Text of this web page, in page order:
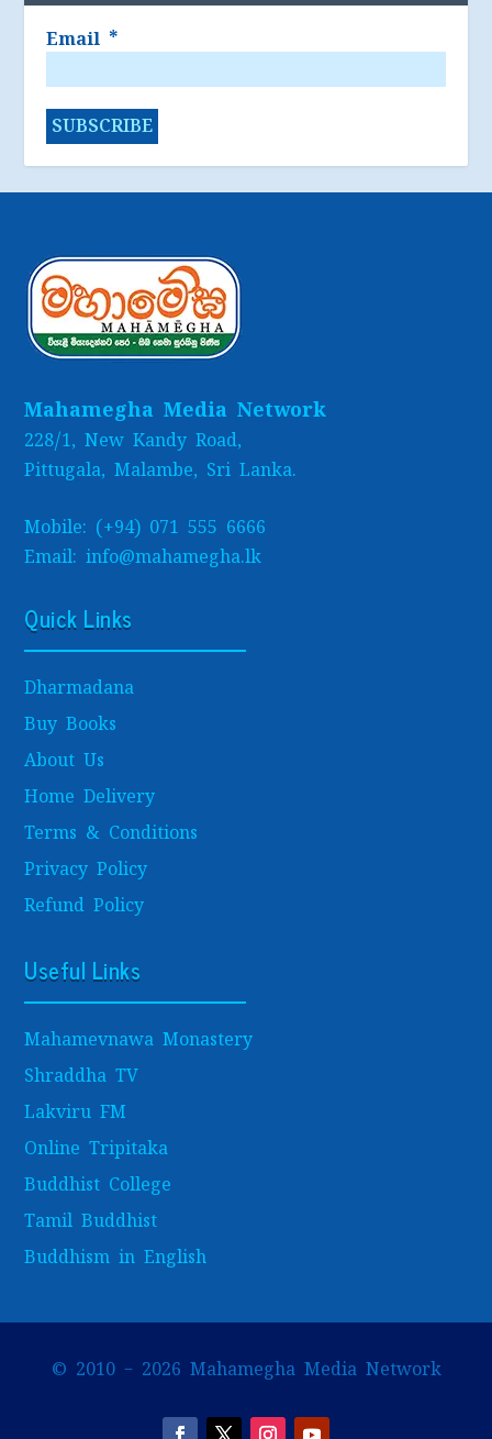
Email *
Mahamegha Media Network
228/1, New Kandy Road,
Pittugala, Malambe, Sri Lanka.
Mobile: (+94) 071 555 6666
Email: info@mahamegha.lk
Quick Links
Dharmadana
Buy Books
About Us
Home Delivery
Terms & Conditions
Privacy Policy
Refund Policy
Useful Links
Mahamevnawa Monastery
Shraddha TV
Lakviru FM
Online Tripitaka
Buddhist College
Tamil Buddhist
Buddhism in English
© 2010 – 2026 Mahamegha Media Network